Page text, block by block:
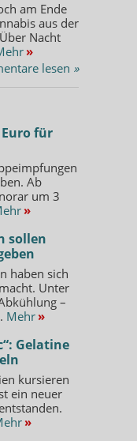
am Ende
aus der
Nacht
»
lesen »
Euro für
Ab
um 3
»
sollen
haben sich
Unter
–
Mehr »
Gelatine
kursieren
ein neuer
»